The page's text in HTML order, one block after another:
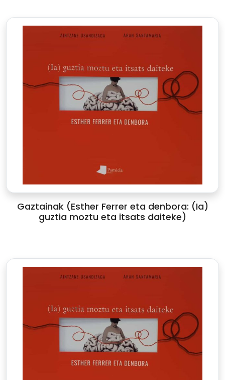
Gaztainak (Esther Ferrer eta denbora: (Ia)
guztia moztu eta itsats daiteke)